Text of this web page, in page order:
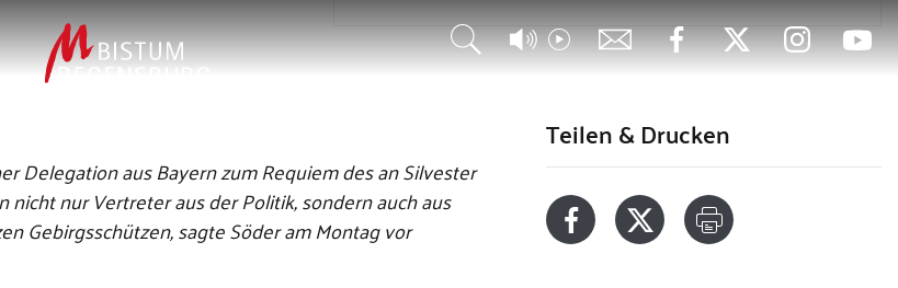
Delegation aus Bayern zum Requiem des an Silvester
nur Vertreter aus der Politik, sondern auch aus
Gebirgsschützen, sagte Söder am Montag vor
Teilen & Drucken